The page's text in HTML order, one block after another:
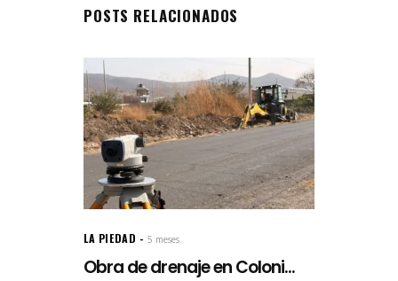
POSTS RELACIONADOS
LA PIEDAD 5 meses.
Obra de drenaje en Coloni...